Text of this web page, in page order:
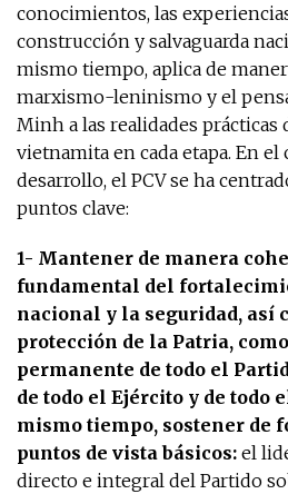
conocimientos, las
construcción y salvaguarda
mismo tiempo, aplica de
marxismo-leninismo y el
Minh a las realidades prácticas
vietnamita en cada etapa. En
desarrollo, el PCV se ha
puntos clave:
1- Mantener de manera
fundamental del
nacional y la seguridad, así
protección de la Patria,
permanente de todo el
de todo el Ejército y de todo
mismo tiempo, sostener de
puntos de vista básicos: el
directo e integral del Partido